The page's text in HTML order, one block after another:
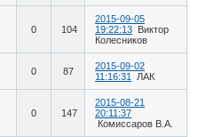
0 104
2015-09-05
19:22:13 Виктор
Колесников
0 87
2015-09-02
11:16:31
ЛАК
0 147
2015-08-21
20:11:37
Комиссаров В.А.